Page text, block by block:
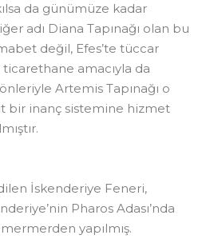
da günümüze kadar
adı Diana Tapınağı olan bu
değil, Efes’te tüccar
amacıyla da
Artemis Tapınağı o
bir inanç sistemine hizmet
İskenderiye Feneri,
Pharos Adası’nda
yapılmış.